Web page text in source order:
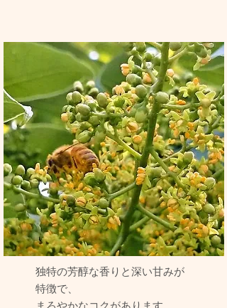
独特の芳醇な香りと深い甘みが
特徴で、